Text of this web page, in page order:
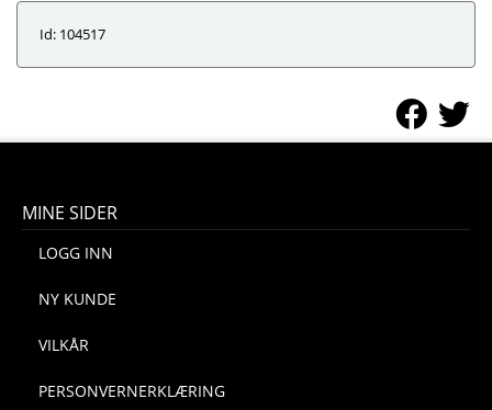
Id: 104517
MINE SIDER
LOGG INN
NY KUNDE
VILKÅR
PERSONVERNERKLÆRING